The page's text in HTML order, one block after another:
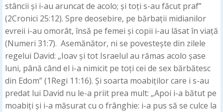
stâncii și i-au aruncat de acolo; și toți s-au făcut praf”
(2Cronici 25:12). Spre deosebire, pe bărbații midianilor
evreii i-au omorât, însă pe femei și copii i-au lăsat în viață
(Numeri 31:7). Asemănător, ni se povestește din zilele
regelui David: „Ioav și tot Israelul au rămas acolo șase
luni, până când el i-a nimicit pe toți cei de sex bărbătesc
din Edom” (1Regi 11:16). Și soarta moabiților care i s-au
predat lui David nu le-a priit prea mult: „Apoi i-a bătut pe
moabiți și i-a măsurat cu o frânghie: i-a pus să se culce la